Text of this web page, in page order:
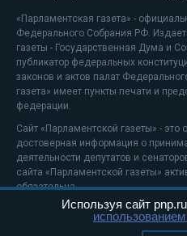
«Парламентская газета» -
Федерального Собрания РФ.
газеты - Государственная Дума и
публикатор федеральных
законов и актов палат
газета» имеет пункты печати и
федерации.
Сайт «Парламентской газеты» - это
достоверная информация о
деятельности депутатов и
сайта «Парламентской газеты»
обязательна.
На информационном ресурсе
Используя сайт